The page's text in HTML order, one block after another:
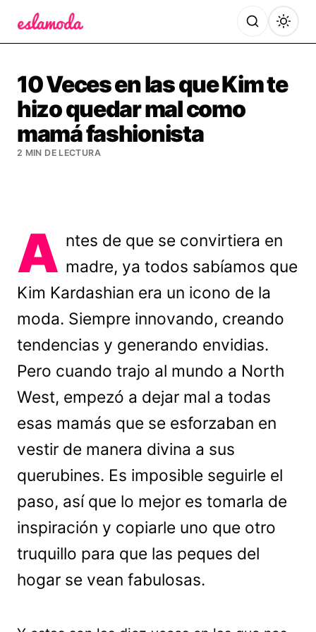
10 Veces en las que Kim te
hizo quedar mal como
mamá fashionista
2 MIN DE LECTURA
A ntes de que se convirtiera en
madre, ya todos sabíamos que
Kim Kardashian era un icono de la
moda. Siempre innovando, creando
tendencias y generando envidias.
Pero cuando trajo al mundo a North
West, empezó a dejar mal a todas
esas mamás que se esforzaban en
vestir de manera divina a sus
querubines. Es imposible seguirle el
paso, así que lo mejor es tomarla de
inspiración y copiarle uno que otro
truquillo para que las peques del
hogar se vean fabulosas.